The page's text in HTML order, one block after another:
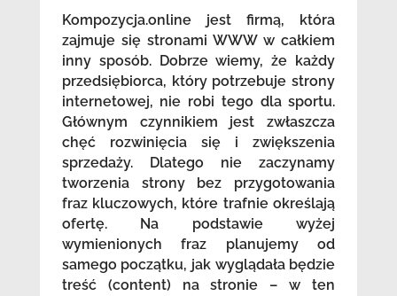
Kompozycja.online jest firmą, która
zajmuje się stronami WWW w całkiem
inny sposób. Dobrze wiemy, że każdy
przedsiębiorca, który potrzebuje strony
internetowej, nie robi tego dla sportu.
Głównym czynnikiem jest zwłaszcza
chęć rozwinięcia się i zwiększenia
sprzedaży. Dlatego nie zaczynamy
tworzenia strony bez przygotowania
fraz kluczowych, które trafnie określają
ofertę. Na podstawie wyżej
wymienionych fraz planujemy od
samego początku, jak wyglądała będzie
treść (content) na stronie – w ten